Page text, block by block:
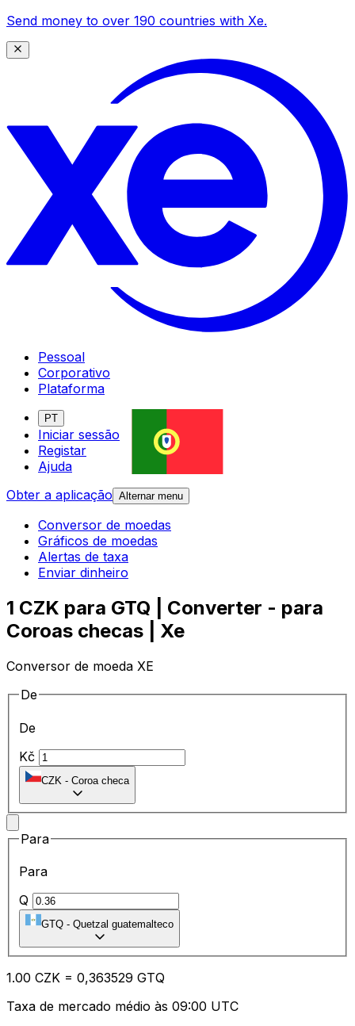
Send money to over 190 countries with Xe.
Pessoal
Corporativo
Plataforma
PT
Iniciar sessão
Registar
Ajuda
Obter a aplicação Alternar menu
Conversor de moedas
Gráficos de moedas
Alertas de taxa
Enviar dinheiro
1 CZK para GTQ | Converter - para
Coroas checas | Xe
Conversor de moeda XE
De
De
Kč
CZK - Coroa checa
Para
Para
Q
GTQ - Quetzal guatemalteco
1.00 CZK = 0,363529 GTQ
Taxa de mercado médio às 09:00 UTC